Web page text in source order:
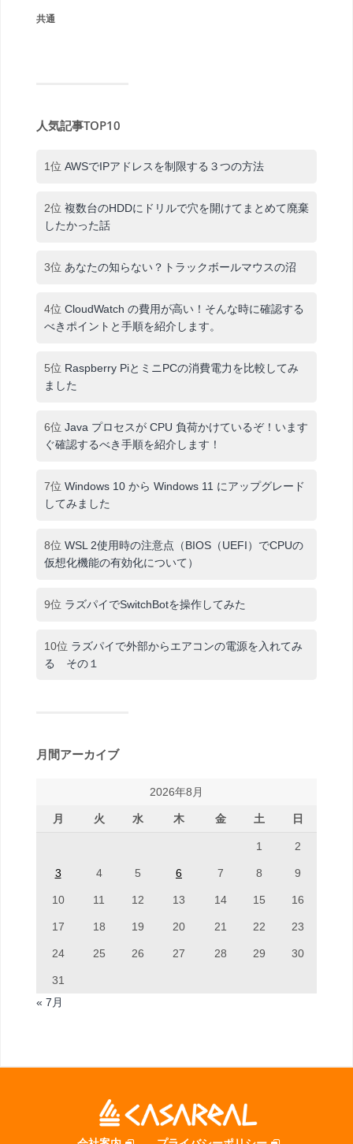
共通
人気記事TOP10
1位 AWSでIPアドレスを制限する３つの方法
2位 複数台のHDDにドリルで穴を開けてまとめて廃棄
したかった話
3位 あなたの知らない？トラックボールマウスの沼
4位 CloudWatch の費用が高い！そんな時に確認する
べきポイントと手順を紹介します。
5位 Raspberry PiとミニPCの消費電力を比較してみ
ました
6位 Java プロセスが CPU 負荷かけているぞ！います
ぐ確認するべき手順を紹介します！
7位 Windows 10 から Windows 11 にアップグレード
してみました
8位 WSL 2使用時の注意点（BIOS（UEFI）でCPUの
仮想化機能の有効化について）
9位 ラズパイでSwitchBotを操作してみた
10位 ラズパイで外部からエアコンの電源を入れてみ
る その１
月間アーカイブ
2026年8月
月 火 水 木 金 土 日
1 2
3 4 5 6 7 8 9
10 11 12 13 14 15 16
17 18 19 20 21 22 23
24 25 26 27 28 29 30
31
« 7月